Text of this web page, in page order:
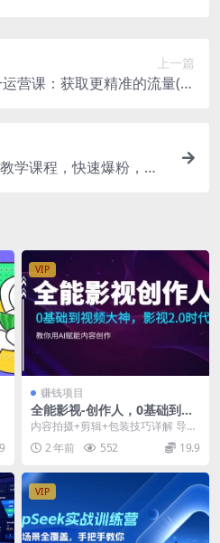
上一篇
营课：获取更精准的流量(详
学课程，快速爆粉，月
VIP
赚钱项目
全能影视-创作人，0基础到视
频大神，影视2.0时代，教你用
AI赋能内容创作
内容拍摄+剪辑+包装技巧详解 导演
思维+全平台运营全方位教学 影视2.
0时代，教...
2 年前 552 19.9
VIP